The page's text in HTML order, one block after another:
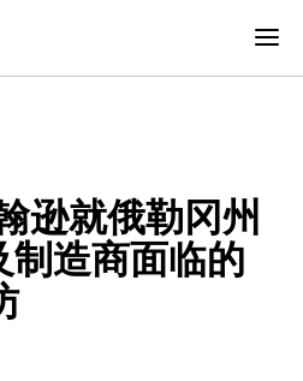
逊就俄勒冈州
制造商面临的